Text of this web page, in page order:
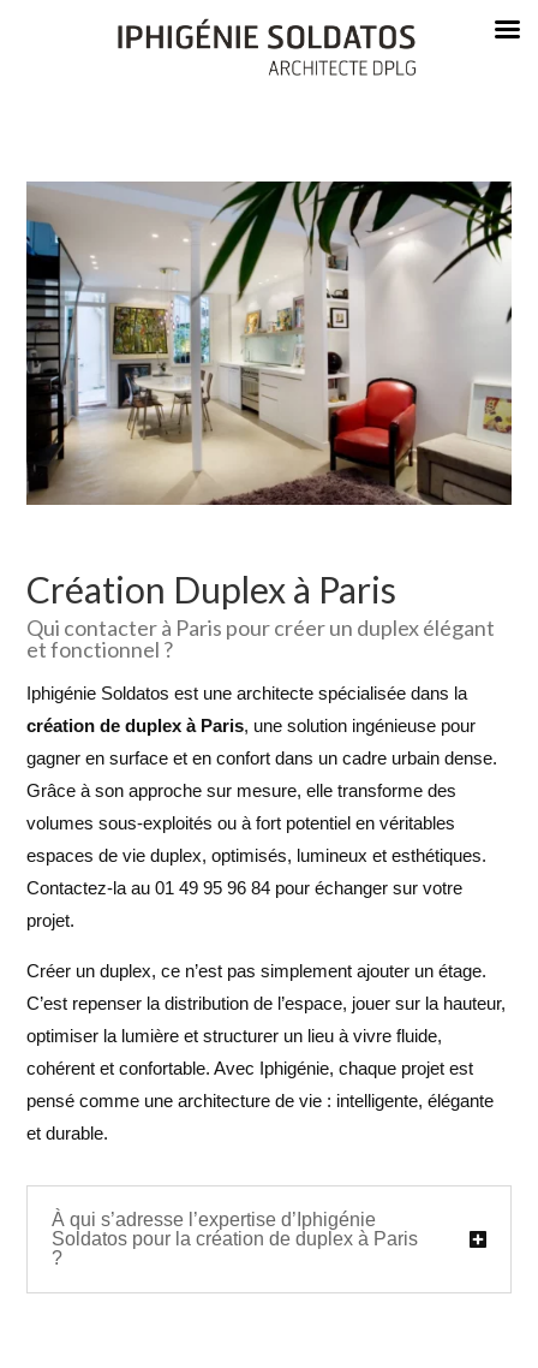
Création Duplex à Paris
Qui contacter à Paris pour créer un duplex élégant
et fonctionnel ?
Iphigénie Soldatos est une architecte spécialisée dans la
création de duplex à Paris, une solution ingénieuse pour
gagner en surface et en confort dans un cadre urbain dense.
Grâce à son approche sur mesure, elle transforme des
volumes sous-exploités ou à fort potentiel en véritables
espaces de vie duplex, optimisés, lumineux et esthétiques.
Contactez-la au 01 49 95 96 84 pour échanger sur votre
projet.
Créer un duplex, ce n’est pas simplement ajouter un étage.
C’est repenser la distribution de l’espace, jouer sur la hauteur,
optimiser la lumière et structurer un lieu à vivre fluide,
cohérent et confortable. Avec Iphigénie, chaque projet est
pensé comme une architecture de vie : intelligente, élégante
et durable.
À qui s’adresse l’expertise d’Iphigénie
Soldatos pour la création de duplex à Paris
?